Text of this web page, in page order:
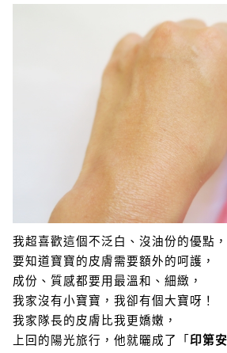
我超喜歡這個不泛白、沒油份的優點，
要知道寶寶的皮膚需要額外的呵護，
成份、質感都要用最溫和、細緻，
我家沒有小寶寶，我卻有個大寶呀！
我家隊長的皮膚比我更嬌嫩，
上回的陽光旅行，他就曬成了「 印第